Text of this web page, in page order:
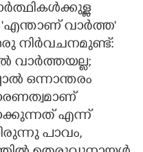
'എന്താണ് വാർത്ത"
നിർവചനമുണ്ട്:
വാർത്തയല്ല;
ഒന്നാന്തരം
എന്ന്
പാവം,​